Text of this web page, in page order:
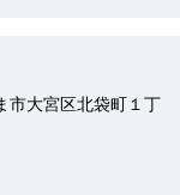
市大宮区北袋町１丁